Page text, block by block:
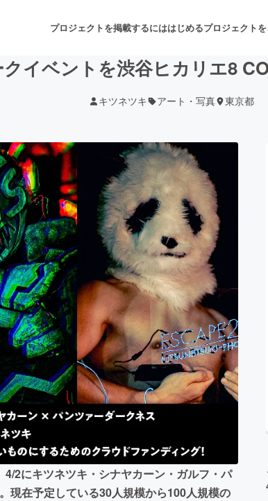
プロジェクトを掲載するにははじめるプロジェクト
音楽 舞台・パ
ゲーム・サービス開発 フード・飲
書籍・雑誌出版
チャレンジ ビューテ
CAMPFIRE for Social GoodCAMPFIRE
CAMPFIREふるさと納税 machi-yaコミュニティ
イベントを渋谷ヒカリエ8
キツネツキ アート・写真 東京都
2にキツネツキ・シナヤカーン・ガルフ・パ
現在予定している30人規模から100人規模の